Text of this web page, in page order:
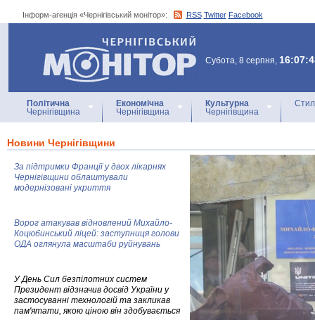
Інформ-агенція «Чернігівський монітор»: RSS Twitter Facebook
Інформ-агенція
«Чернігівський монітор»
Субота, 8 серпня,
Політична
Чернігівщина
Економічна
Чернігівщина
Культурна
Чернігівщина
Новини Чернігівщини
За підтримки Франції у двох лікарнях
Чернігівщини облаштували
модернізовані укриття
Ворог атакував відновлений Михайло-
Коцюбинський ліцей: заступниця голови
ОДА оглянула масштаби руйнувань
У День Сил безпілотних систем
Президент відзначив досвід України у
застосуванні технологій та закликав
пам'ятати, якою ціною він здобувається